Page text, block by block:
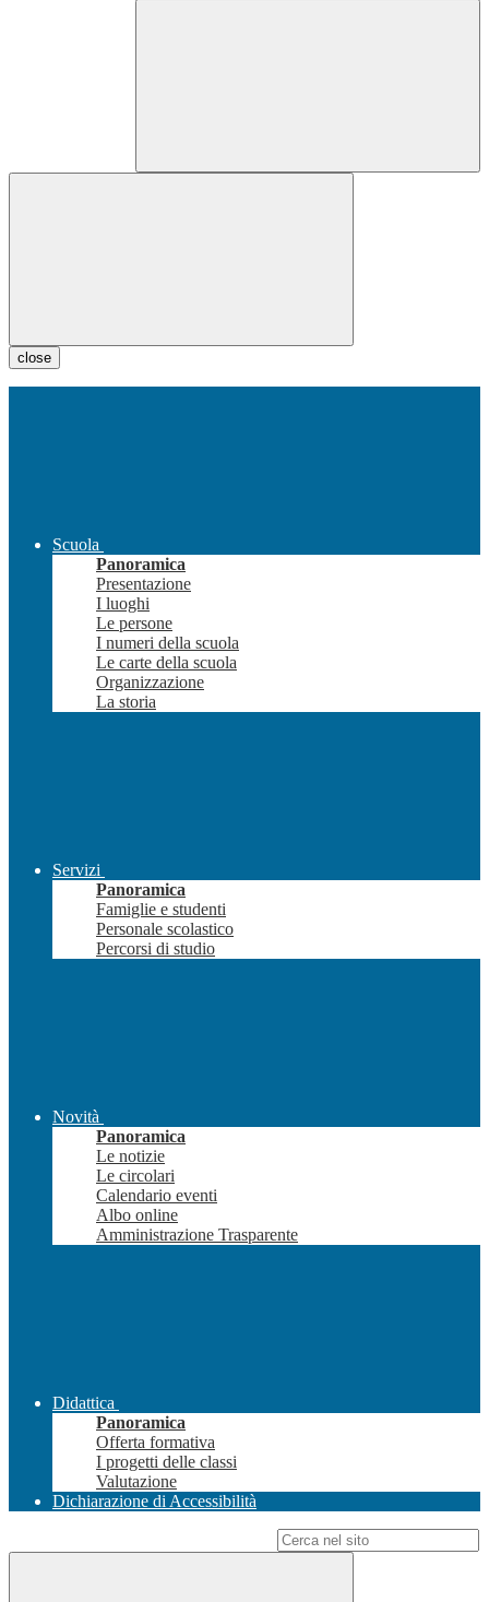
close
Scuola
Panoramica
Presentazione
I luoghi
Le persone
I numeri della scuola
Le carte della scuola
Organizzazione
La storia
Servizi
Panoramica
Famiglie e studenti
Personale scolastico
Percorsi di studio
Novità
Panoramica
Le notizie
Le circolari
Calendario eventi
Albo online
Amministrazione Trasparente
Didattica
Panoramica
Offerta formativa
I progetti delle classi
Valutazione
Dichiarazione di Accessibilità